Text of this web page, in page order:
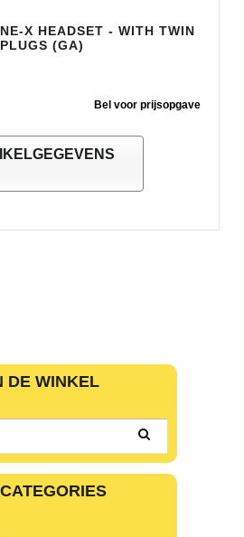
X HEADSET - WITH TWIN
PLUGS (GA)
Bel voor prijsopgave
DE WINKEL